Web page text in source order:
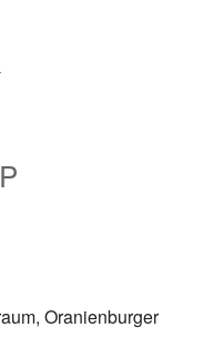
Oranienburger